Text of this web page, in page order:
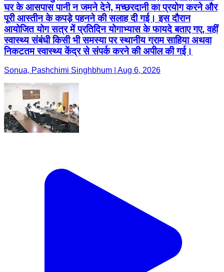
घर के आसपास पानी न जमने देने, मच्छरदानी का प्रयोग करने और
पूरी आस्तीन के कपड़े पहनने की सलाह दी गई। इस दौरान
आयोजित योग सत्र में प्रतिदिन योगाभ्यास के फायदे बताए गए, वहीं
स्वास्थ्य संबंधी किसी भी समस्या पर स्थानीय ग्राम साहिया अथवा
निकटतम स्वास्थ्य केंद्र से संपर्क करने की अपील की गई।
Sonua, Pashchimi Singhbhum | Aug 6, 2026